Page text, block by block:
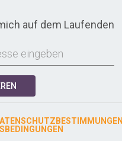
auf dem Laufenden